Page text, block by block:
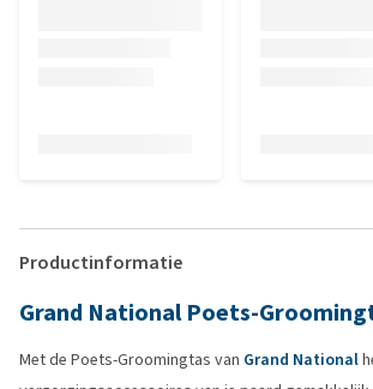
Productinformatie
Grand National Poets-
Met de Poets-Groomingtas van Grand National